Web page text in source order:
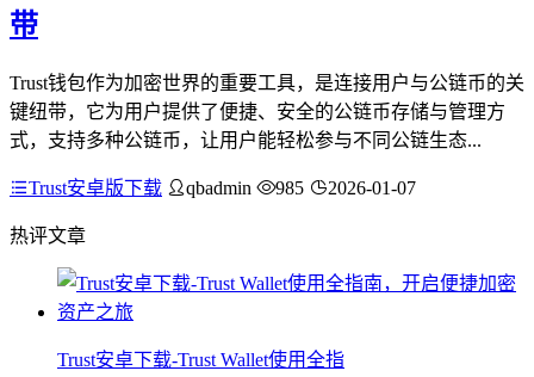
带
Trust钱包作为加密世界的重要工具，是连接用户与公链币的关
键纽带，它为用户提供了便捷、安全的公链币存储与管理方
式，支持多种公链币，让用户能轻松参与不同公链生态...
Trust安卓版下载 qbadmin 985 2026-01-07
热评文章
Trust安卓下载-Trust Wallet使用全指